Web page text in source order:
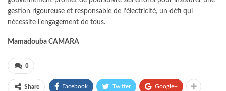
gestion rigoureuse et responsable de l’électricité, un défi qui
nécessite l’engagement de tous.
Mamadouba CAMARA
0
Share Facebook Twitter Google+